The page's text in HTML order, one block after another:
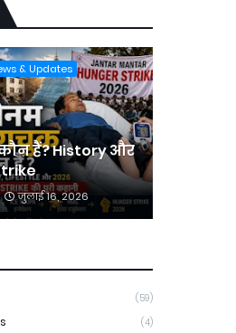
& Updates
हैं? History और
जुलाई 16, 2026
(59)
(4)